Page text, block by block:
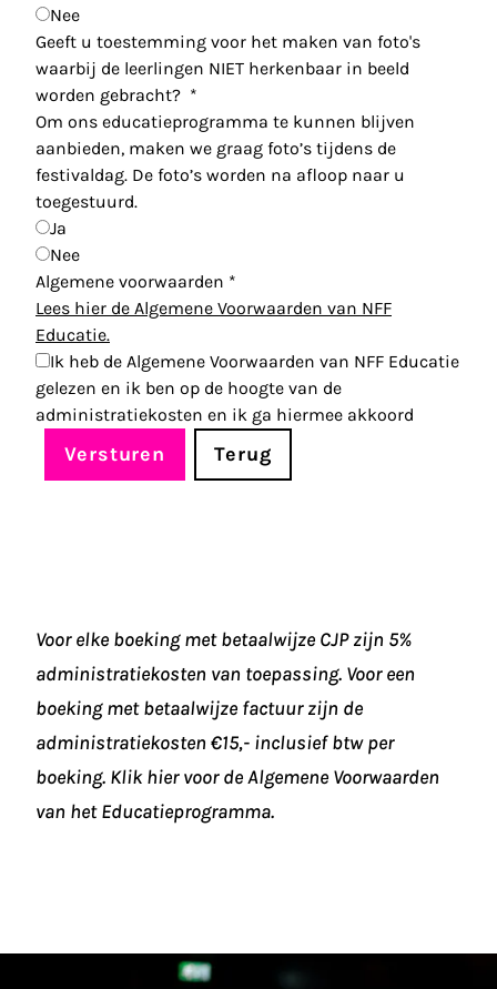
Nee
Geeft u toestemming voor het maken van foto's
waarbij de leerlingen NIET herkenbaar in beeld
worden gebracht? *
Om ons educatieprogramma te kunnen blijven
aanbieden, maken we graag foto’s tijdens de
festivaldag. De foto’s worden na afloop naar u
toegestuurd.
Ja
Nee
Algemene voorwaarden *
Lees hier de Algemene Voorwaarden van NFF
Educatie.
Ik heb de Algemene Voorwaarden van NFF Educatie
gelezen en ik ben op de hoogte van de
administratiekosten en ik ga hiermee akkoord
Versturen Terug
Voor elke boeking met betaalwijze CJP zijn 5%
administratiekosten van toepassing. Voor een
boeking met betaalwijze factuur zijn de
administratiekosten €15,- inclusief btw per
boeking. Klik hier voor deAlgemene Voorwaarden
van het Educatieprogramma.